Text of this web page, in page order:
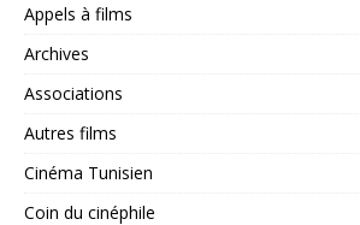
Appels à films
Archives
Associations
Autres films
Cinéma Tunisien
Coin du cinéphile